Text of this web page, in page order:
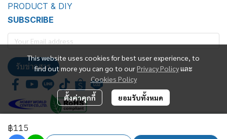
฿115
This website uses cookies for best user experience, to
find out more you can go to ourPrivacy Policyและ
Cookies Policy
ตั้งค่าคุกกี้ ยอมรับทั้งหมด
PRODUCT & DIY
SUBSCRIBE
รับข่าวสาร